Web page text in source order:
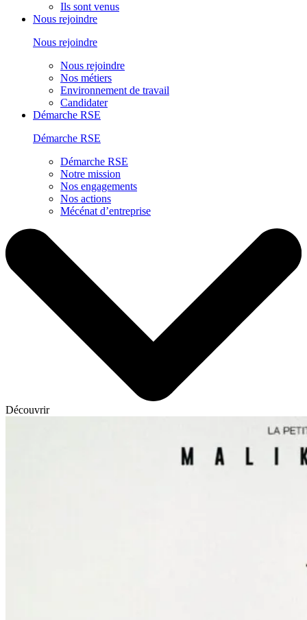
Ils sont venus
Nous rejoindre
Nous rejoindre
Nous rejoindre
Nos métiers
Environnement de travail
Candidater
Démarche RSE
Démarche RSE
Démarche RSE
Notre mission
Nos engagements
Nos actions
Mécénat d’entreprise
Découvrir